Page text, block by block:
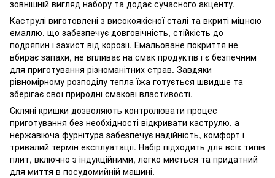
зовнішній вигляд набору та додає сучасного акценту.
Каструлі виготовлені з високоякісної сталі та вкриті міцною
емаллю, що забезпечує довговічність, стійкість до
подряпин і захист від корозії. Емальоване покриття не
вбирає запахи, не впливає на смак продуктів і є безпечним
для приготування різноманітних страв. Завдяки
рівномірному розподілу тепла їжа готується швидше та
зберігає свої природні смакові властивості.
Скляні кришки дозволяють контролювати процес
приготування без необхідності відкривати каструлю, а
нержавіюча фурнітура забезпечує надійність, комфорт і
тривалий термін експлуатації. Набір підходить для всіх типів
плит, включно з індукційними, легко миється та придатний
для миття в посудомийній машині.